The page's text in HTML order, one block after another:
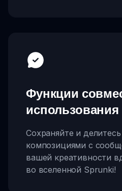
Функции
использования
Сохраняйте и
композициями с
вашей креативности
во вселенной Sprunki!